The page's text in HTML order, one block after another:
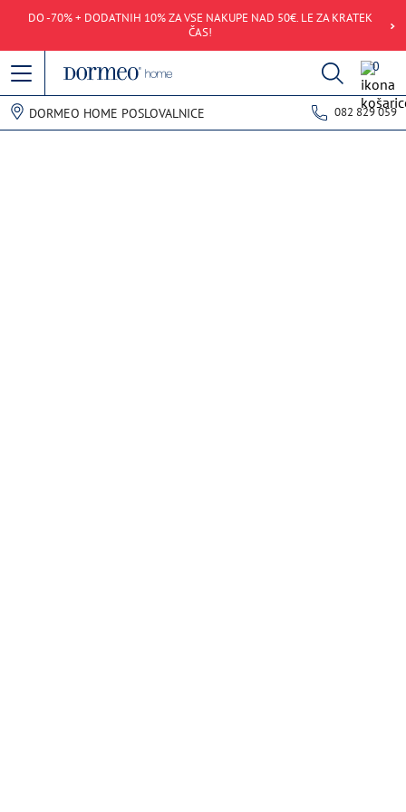
DO -70% + DODATNIH 10% ZA VSE NAKUPE NAD 50€. LE ZA KRATEK
ČAS!
0
DORMEO HOME POSLOVALNICE 082 829 059